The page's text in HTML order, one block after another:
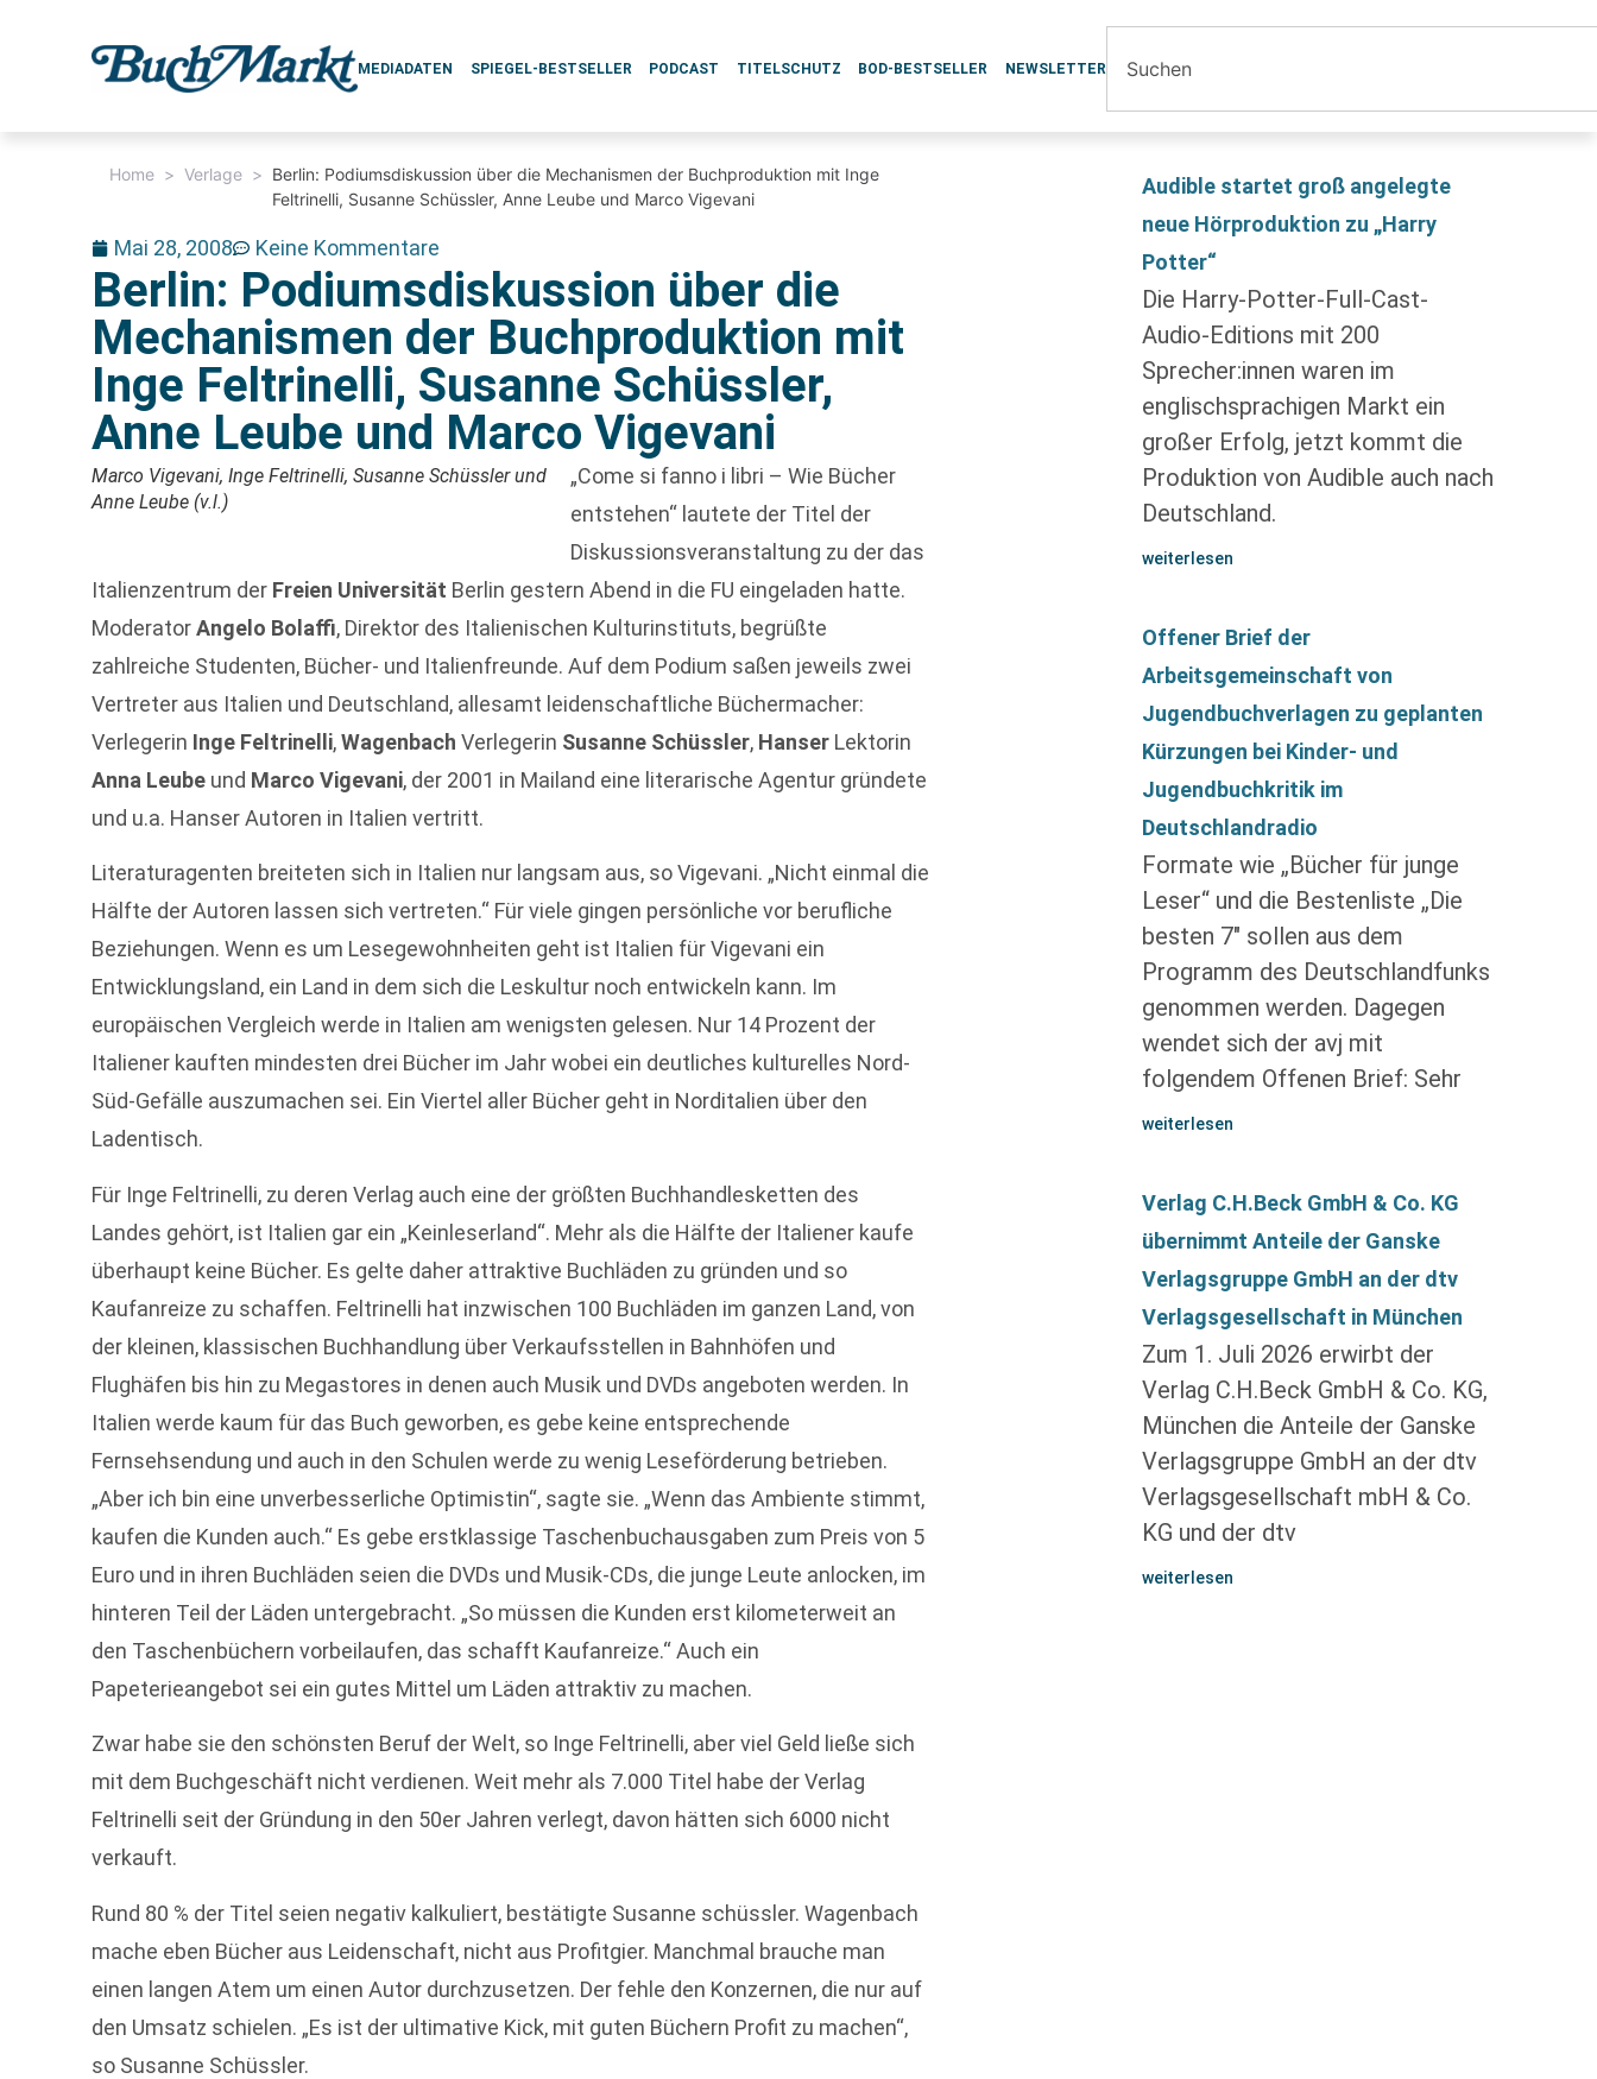
MEDIADATEN SPIEGEL-BESTSELLER PODCAST TITELSCHUTZ BOD-BESTSELLER NEWSLETTER
Home > Verlage > Berlin: Podiumsdiskussion über die Mechanismen der Buchproduktion mit Inge
Feltrinelli, Susanne Schüssler, Anne Leube und Marco Vigevani
Mai 28, 2008 Keine Kommentare
Berlin: Podiumsdiskussion über die
Mechanismen der Buchproduktion mit
Inge Feltrinelli, Susanne Schüssler,
Anne Leube und Marco Vigevani
Marco Vigevani, Inge Feltrinelli, Susanne Schüssler und
Anne Leube (v.l.)
„Come si fanno i libri – Wie Bücher
entstehen“ lautete der Titel der
Diskussionsveranstaltung zu der das
Italienzentrum der Freien Universität Berlin gestern Abend in die FU eingeladen hatte.
ModeratorAngelo Bolaffi, Direktor des Italienischen Kulturinstituts, begrüßte
zahlreiche Studenten, Bücher- und Italienfreunde. Auf dem Podium saßen jeweils zwei
Vertreter aus Italien und Deutschland, allesamt leidenschaftliche Büchermacher:
Verlegerin Inge Feltrinelli,Wagenbach Verlegerin Susanne Schüssler, Hanser Lektorin
Anna Leube und Marco Vigevani, der 2001 in Mailand eine literarische Agentur gründete
und u.a. Hanser Autoren in Italien vertritt.
Literaturagenten breiteten sich in Italien nur langsam aus, so Vigevani. „Nicht einmal die
Hälfte der Autoren lassen sich vertreten.“ Für viele gingen persönliche vor berufliche
Beziehungen. Wenn es um Lesegewohnheiten geht ist Italien für Vigevani ein
Entwicklungsland, ein Land in dem sich die Leskultur noch entwickeln kann. Im
europäischen Vergleich werde in Italien am wenigsten gelesen. Nur 14 Prozent der
Italiener kauften mindesten drei Bücher im Jahr wobei ein deutliches kulturelles Nord-
Süd-Gefälle auszumachen sei. Ein Viertel aller Bücher geht in Norditalien über den
Ladentisch.
Für Inge Feltrinelli, zu deren Verlag auch eine der größten Buchhandlesketten des
Landes gehört, ist Italien gar ein „Keinleserland“. Mehr als die Hälfte der Italiener kaufe
überhaupt keine Bücher. Es gelte daher attraktive Buchläden zu gründen und so
Kaufanreize zu schaffen. Feltrinelli hat inzwischen 100 Buchläden im ganzen Land, von
der kleinen, klassischen Buchhandlung über Verkaufsstellen in Bahnhöfen und
Flughäfen bis hin zu Megastores in denen auch Musik und DVDs angeboten werden. In
Italien werde kaum für das Buch geworben, es gebe keine entsprechende
Fernsehsendung und auch in den Schulen werde zu wenig Leseförderung betrieben.
„Aber ich bin eine unverbesserliche Optimistin“, sagte sie. „Wenn das Ambiente stimmt,
kaufen die Kunden auch.“ Es gebe erstklassige Taschenbuchausgaben zum Preis von 5
Euro und in ihren Buchläden seien die DVDs und Musik-CDs, die junge Leute anlocken, im
hinteren Teil der Läden untergebracht. „So müssen die Kunden erst kilometerweit an
den Taschenbüchern vorbeilaufen, das schafft Kaufanreize.“ Auch ein
Papeterieangebot sei ein gutes Mittel um Läden attraktiv zu machen.
Zwar habe sie den schönsten Beruf der Welt, so Inge Feltrinelli, aber viel Geld ließe sich
mit dem Buchgeschäft nicht verdienen. Weit mehr als 7.000 Titel habe der Verlag
Feltrinelli seit der Gründung in den 50er Jahren verlegt, davon hätten sich 6000 nicht
verkauft.
Rund 80 % der Titel seien negativ kalkuliert, bestätigte Susanne schüssler. Wagenbach
mache eben Bücher aus Leidenschaft, nicht aus Profitgier. Manchmal brauche man
einen langen Atem um einen Autor durchzusetzen. Der fehle den Konzernen, die nur auf
den Umsatz schielen. „Es ist der ultimative Kick, mit guten Büchern Profit zu machen“,
so Susanne Schüssler.
Audible startet groß angelegte
neue Hörproduktion zu „Harry
Potter“
Die Harry-Potter-Full-Cast-
Audio-Editions mit 200
Sprecher:innen waren im
englischsprachigen Markt ein
großer Erfolg, jetzt kommt die
Produktion von Audible auch nach
Deutschland.
weiterlesen
Offener Brief der
Arbeitsgemeinschaft von
Jugendbuchverlagen zu geplanten
Kürzungen bei Kinder- und
Jugendbuchkritik im
Deutschlandradio
Formate wie „Bücher für junge
Leser“ und die Bestenliste „Die
besten 7″ sollen aus dem
Programm des Deutschlandfunks
genommen werden. Dagegen
wendet sich der avj mit
folgendem Offenen Brief: Sehr
weiterlesen
Verlag C.H.Beck GmbH & Co. KG
übernimmt Anteile der Ganske
Verlagsgruppe GmbH an der dtv
Verlagsgesellschaft in München
Zum 1. Juli 2026 erwirbt der
Verlag C.H.Beck GmbH & Co. KG,
München die Anteile der Ganske
Verlagsgruppe GmbH an der dtv
Verlagsgesellschaft mbH & Co.
KG und der dtv
weiterlesen